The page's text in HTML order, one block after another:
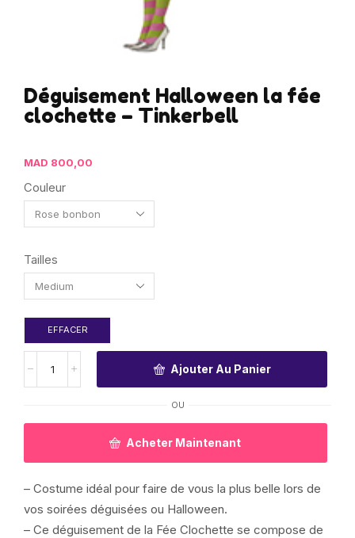
Déguisement Halloween la fée
clochette – Tinkerbell
MAD 800,00
Couleur
Tailles
EFFACER
Ajouter Au Panier
OU
Acheter Maintenant
– Costume idéal pour faire de vous la plus belle lors de
vos soirées déguisées ou Halloween.
– Ce déguisement de la Fée Clochette se compose de